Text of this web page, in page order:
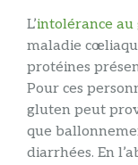
L’intolérance
maladie
protéines
Pour ces
gluten peut
que
diarrhées. En